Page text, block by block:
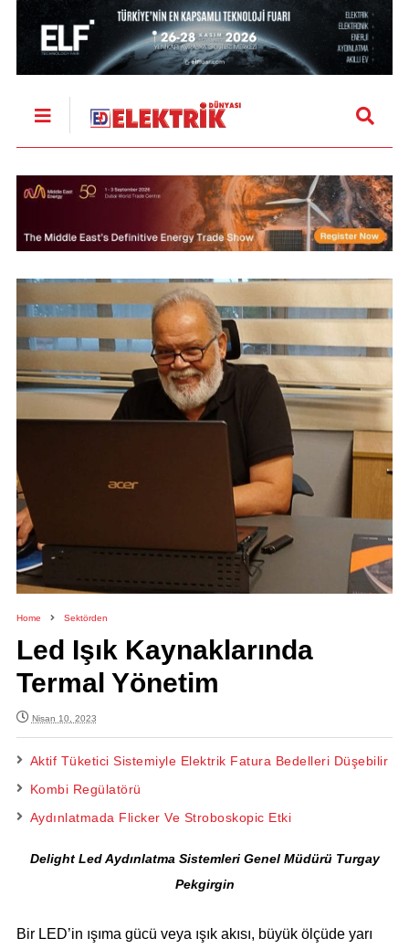
Home Sektörden
Led Işık Kaynaklarında
Termal Yönetim
Nisan 10, 2023
Aktif Tüketici Sistemiyle Elektrik Fatura Bedelleri Düşebilir
Kombi Regülatörü
Aydınlatmada Flicker Ve Stroboskopic Etki
Delight Led Aydınlatma Sistemleri Genel Müdürü Turgay
Pekgirgin
Bir LED’in ışıma gücü veya ışık akısı, büyük ölçüde yarı